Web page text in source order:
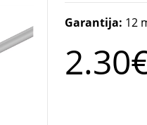
Garantija: 12